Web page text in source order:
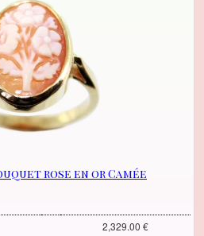
rose en or Camée
2,329.00 €